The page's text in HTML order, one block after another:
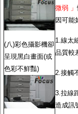
(八)彩色攝影機卻
呈現黑白畫面(或
色彩不鮮豔)
微弱 」
因可能
1.線太
品質較
2.接觸
3.拉線
造成訊